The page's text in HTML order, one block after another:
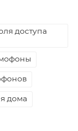
доступа
дома